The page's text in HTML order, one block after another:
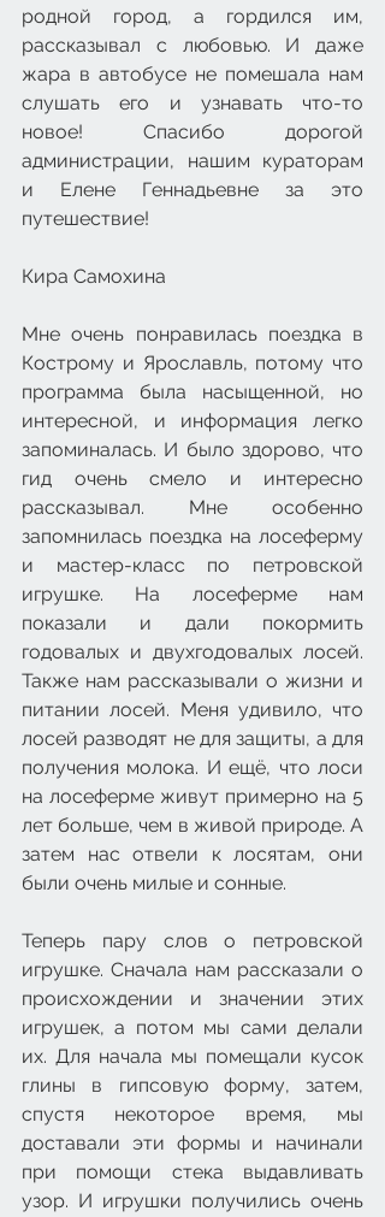
родной город, а гордился им,
рассказывал с любовью. И даже
жара в автобусе не помешала нам
слушать его и узнавать что-то
новое! Спасибо дорогой
администрации, нашим кураторам
и Елене Геннадьевне за это
путешествие!
Кира Самохина
Мне очень понравилась поездка в
Кострому и Ярославль, потому что
программа была насыщенной, но
интересной, и информация легко
запоминалась. И было здорово, что
гид очень смело и интересно
рассказывал. Мне особенно
запомнилась поездка на лосеферму
и мастер-класс по петровской
игрушке. На лосеферме нам
показали и дали покормить
годовалых и двухгодовалых лосей.
Также нам рассказывали о жизни и
питании лосей. Меня удивило, что
лосей разводят не для защиты, а для
получения молока. И ещё, что лоси
на лосеферме живут примерно на 5
лет больше, чем в живой природе. А
затем нас отвели к лосятам, они
были очень милые и сонные.
Теперь пару слов о петровской
игрушке. Сначала нам рассказали о
происхождении и значении этих
игрушек, а потом мы сами делали
их. Для начала мы помещали кусок
глины в гипсовую форму, затем,
спустя некоторое время, мы
доставали эти формы и начинали
при помощи стека выдавливать
узор. И игрушки получились очень